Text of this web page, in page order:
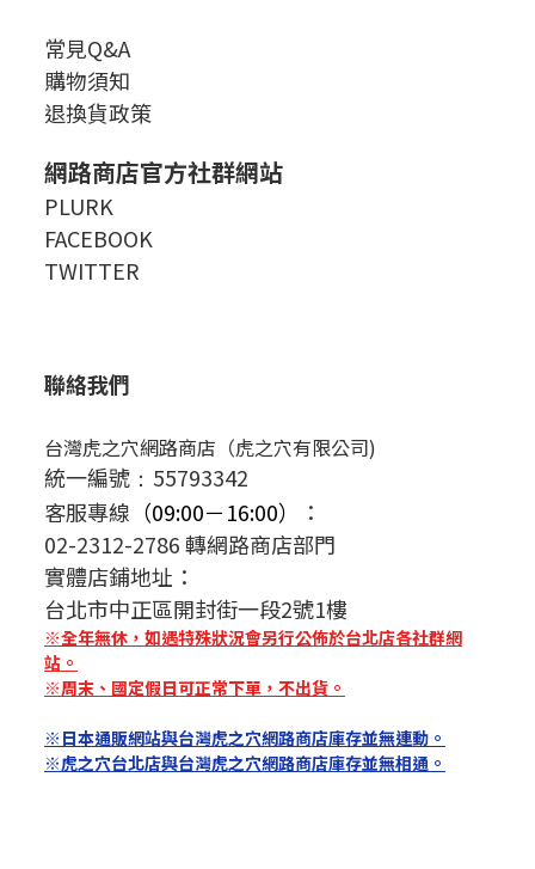
常見Q&A
購物須知
退換貨政策
網路商店官方社群網站
PLURK
FACEBOOK
TWITTER
聯絡我們
台灣虎之穴網路商店（虎之穴有限公司)
統一編號 ： 55793342
客服專線 （09:00－16:00）
：
02-2312-2786 轉網路商店部門
實體店鋪地址：
台北市中正區開封街一段2號1樓
※全年無休，如遇特殊狀況會另行公佈於台北店各社群網
站。
※周末、國定假日可正常下單，不出貨。
※日本通販網站與台灣虎之穴網路商店庫存並無連動。
※虎之穴台北店與台灣虎之穴網路商店庫存並無相通。